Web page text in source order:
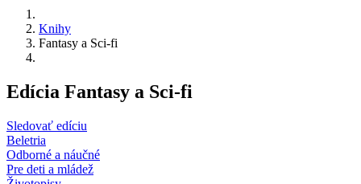
Knihy
Fantasy a Sci-fi
Edícia Fantasy a Sci-fi
Sledovať edíciu
Beletria
Odborné a náučné
Pre deti a mládež